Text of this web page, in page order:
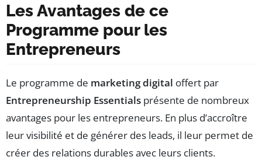
Les Avantages de ce
Programme pour les
Entrepreneurs
Le programme de marketing digital offert par
Entrepreneurship Essentials présente de nombreux
avantages pour les entrepreneurs. En plus d’accroître
leur visibilité et de générer des leads, il leur permet de
créer des relations durables avec leurs clients.